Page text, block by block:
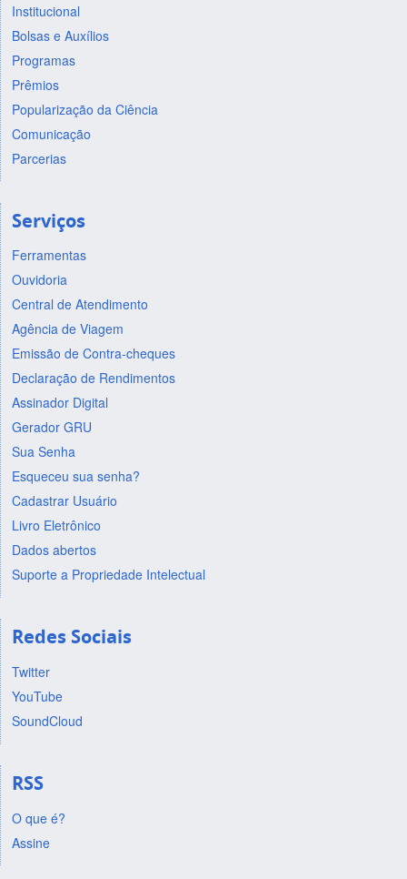
Institucional
Bolsas e Auxílios
Programas
Prêmios
Popularização da Ciência
Comunicação
Parcerias
Serviços
Ferramentas
Ouvidoria
Central de Atendimento
Agência de Viagem
Emissão de Contra-cheques
Declaração de Rendimentos
Assinador Digital
Gerador GRU
Sua Senha
Esqueceu sua senha?
Cadastrar Usuário
Livro Eletrônico
Dados abertos
Suporte a Propriedade Intelectual
Redes Sociais
Twitter
YouTube
SoundCloud
RSS
O que é?
Assine